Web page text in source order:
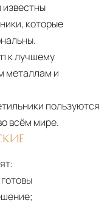
которые
к лучшему
металлам и
пользуются
всём мире.